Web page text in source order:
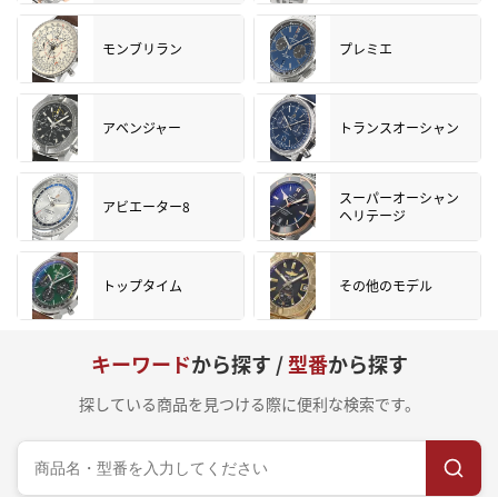
モンブリラン プレミエ
アベンジャー トランスオーシャン
アビエーター8
スーパーオーシャン
ヘリテージ
トップタイム その他のモデル
キーワードから探す /型番から探す
探している商品を見つける際に便利な検索です。